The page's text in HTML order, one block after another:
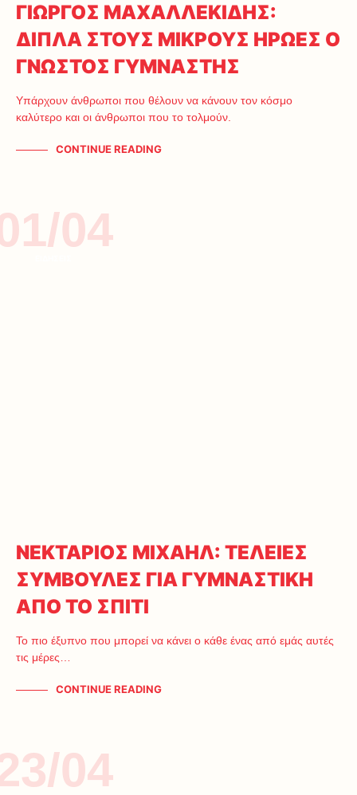
ΓΙΩΡΓΟΣ ΜΑΧΑΛΛΕΚΙΔΗΣ:
ΔΙΠΛΑ ΣΤΟΥΣ ΜΙΚΡΟΥΣ ΗΡΩΕΣ Ο
ΓΝΩΣΤΟΣ ΓΥΜΝΑΣΤΗΣ
Υπάρχουν άνθρωποι που θέλουν να κάνουν τον κόσμο
καλύτερο και οι άνθρωποι που το τολμούν.
CONTINUE READING
04
ΝΕΚΤΑΡΙΟΣ ΜΙΧΑΗΛ: ΤΕΛΕΙΕΣ
ΣΥΜΒΟΥΛΕΣ ΓΙΑ ΓΥΜΝΑΣΤΙΚΗ
ΑΠΟ ΤΟ ΣΠΙΤΙ
Το πιο έξυπνο που μπορεί να κάνει ο κάθε ένας από εμάς αυτές
τις μέρες…
CONTINUE READING
04